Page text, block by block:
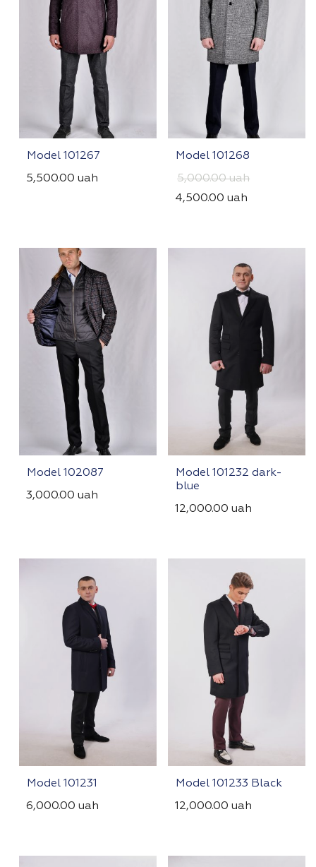
Model 101267
5,500.00 uah
Model 101268
5,000.00uah
4,500.00uah
Model 102087
3,000.00 uah
Model 101232 dark-
blue
12,000.00uah
Model 101231
6,000.00 uah
Model 101233 Black
12,000.00uah